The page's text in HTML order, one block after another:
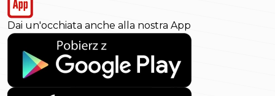
Dai un'occhiata anche alla nostra App